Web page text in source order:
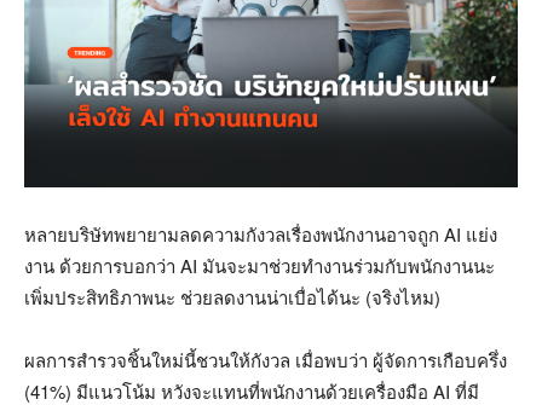
หลายบริษัทพยายามลดความกังวลเรื่องพนักงานอาจถูก AI แย่ง
งาน ด้วยการบอกว่า AI มันจะมาช่วยทำงานร่วมกับพนักงานนะ
เพิ่มประสิทธิภาพนะ ช่วยลดงานน่าเบื่อได้นะ (จริงไหม)
ผลการสำรวจชิ้นใหม่นี้ชวนให้กังวล เมื่อพบว่า ผู้จัดการเกือบครึ่ง
(41%) มีแนวโน้ม หวังจะแทนที่พนักงานด้วยเครื่องมือ AI ที่มี